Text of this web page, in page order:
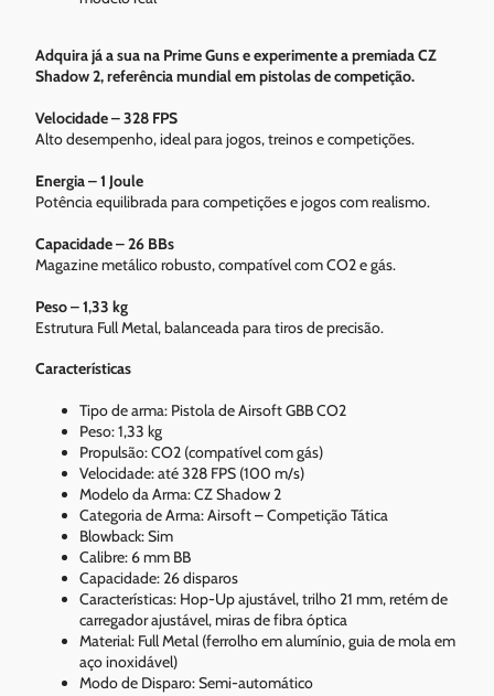
Adquira já a sua na Prime Guns e experimente a premiada CZ
Shadow 2, referência mundial em pistolas de competição.
Velocidade – 328 FPS
Alto desempenho, ideal para jogos, treinos e competições.
Energia – 1 Joule
Potência equilibrada para competições e jogos com realismo.
Capacidade – 26 BBs
Magazine metálico robusto, compatível com CO2 e gás.
Peso – 1,33 kg
Estrutura Full Metal, balanceada para tiros de precisão.
Características
Tipo de arma: Pistola de Airsoft GBB CO2
Peso: 1,33 kg
Propulsão: CO2 (compatível com gás)
Velocidade: até 328 FPS (100 m/s)
Modelo da Arma: CZ Shadow 2
Categoria de Arma: Airsoft – Competição Tática
Blowback: Sim
Calibre: 6 mm BB
Capacidade: 26 disparos
Características: Hop-Up ajustável, trilho 21 mm, retém de
carregador ajustável, miras de fibra óptica
Material: Full Metal (ferrolho em alumínio, guia de mola em
aço inoxidável)
Modo de Disparo: Semi-automático